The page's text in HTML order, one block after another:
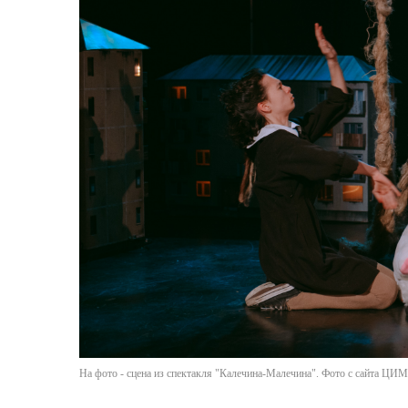
На фото - сцена из спектакля "Калечина-Малечина". Фото с сайта